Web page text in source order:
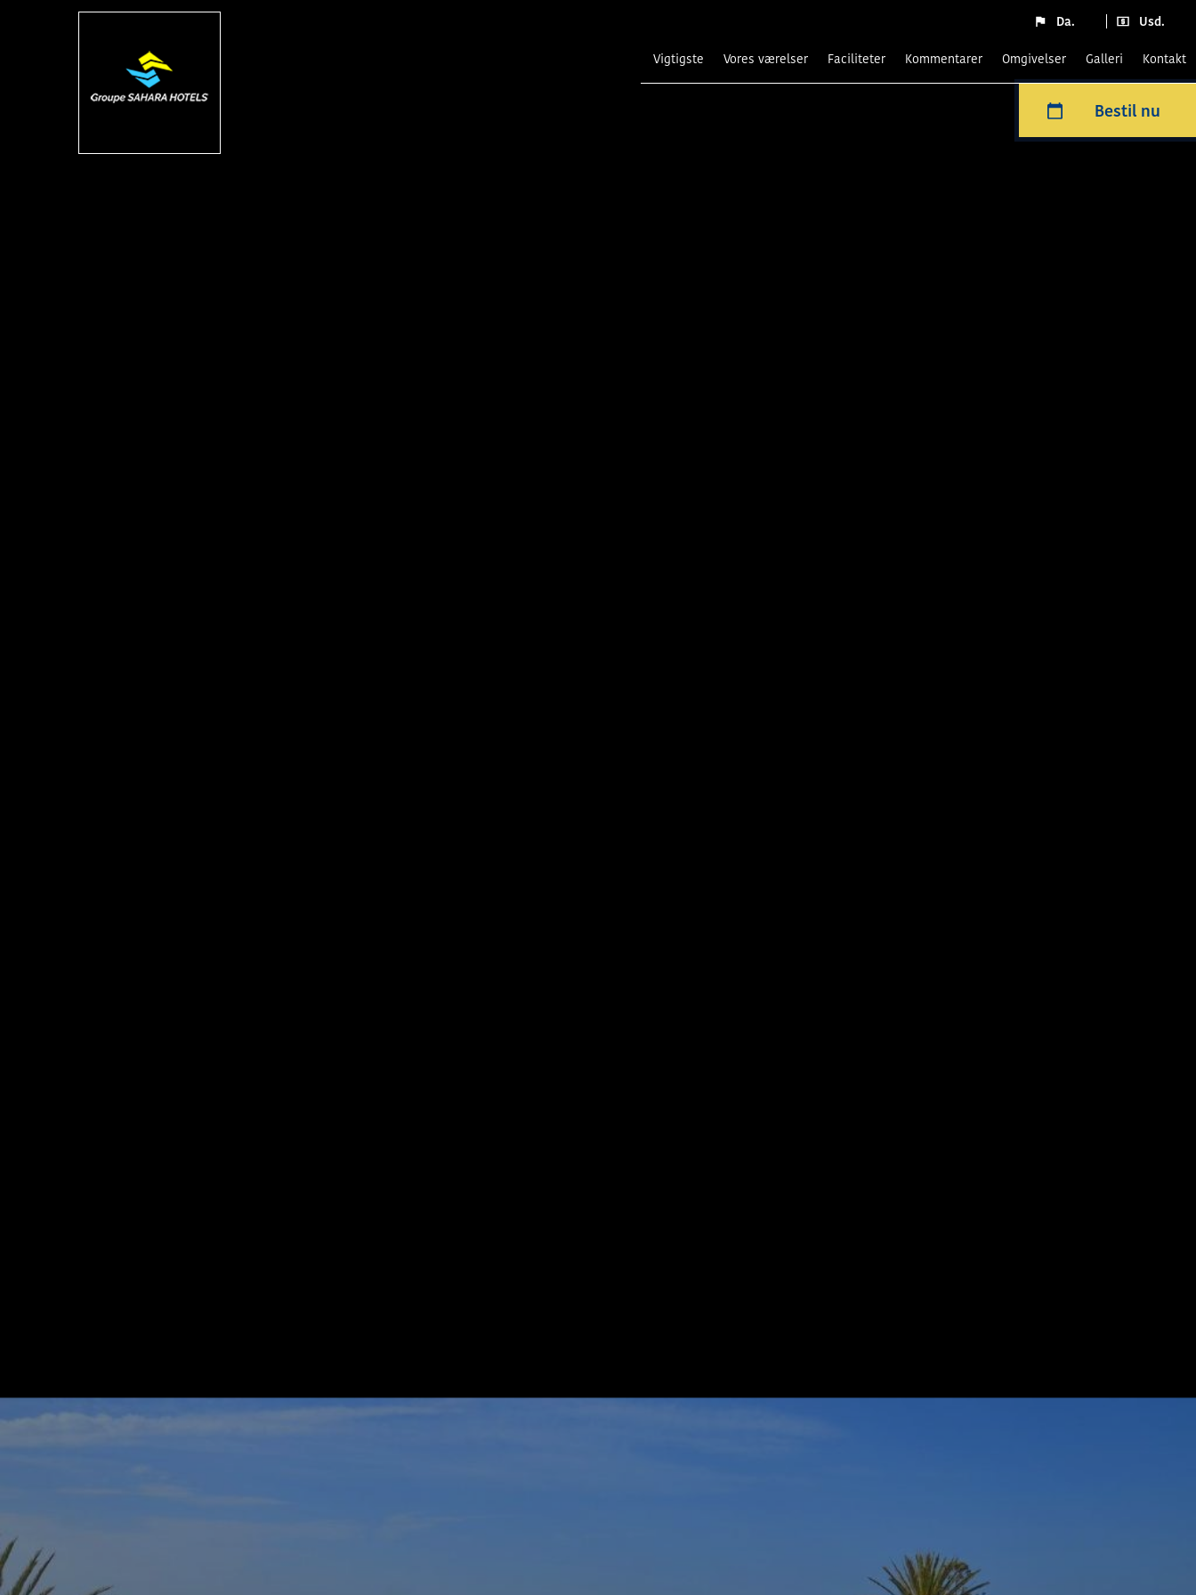
Da. Usd.
vigtigste Vores værelser Faciliteter Kommentarer Omgivelser Galleri kontakt
Bestil nu